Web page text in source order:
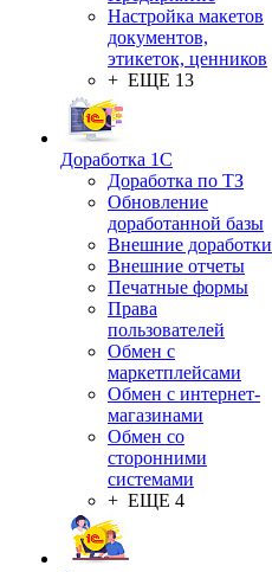
Настройка макетов
документов,
этикеток, ценников
+ ЕЩЕ 13
Доработка 1С
Доработка по ТЗ
Обновление
доработанной базы
Внешние доработки
Внешние отчеты
Печатные формы
Права
пользователей
Обмен с
маркетплейсами
Обмен с интернет-
магазинами
Обмен со
сторонними
системами
+ ЕЩЕ 4